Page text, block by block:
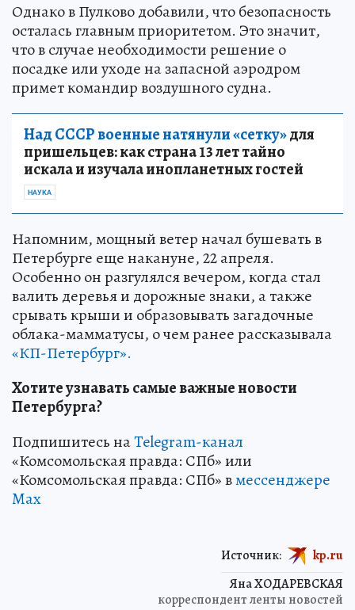
Однако в Пулково добавили, что безопасность
осталась главным приоритетом. Это значит,
что в случае необходимости решение о
посадке или уходе на запасной аэродром
примет командир воздушного судна.
Над СССР военные натянули «сетку»для
пришельцев: как страна 13 лет тайно
искала и изучала инопланетных гостей
НАУКА
Напомним, мощный ветер начал бушевать в
Петербурге еще накануне, 22 апреля.
Особенно он разгулялся вечером, когда стал
валить деревья и дорожные знаки, а также
срывать крыши и образовывать загадочные
облака-мамматусы, о чем ранее рассказывала
«КП-Петербург».
Хотите узнавать самые важные новости
Петербурга?
Подпишитесь наTelegram-канал
«Комсомольская правда: СПб» или
«Комсомольская правда: СПб» вмессенджере
Max
Яна ХОДАРЕВСКАЯ
корреспондент ленты новостей
Источник: kp.ru